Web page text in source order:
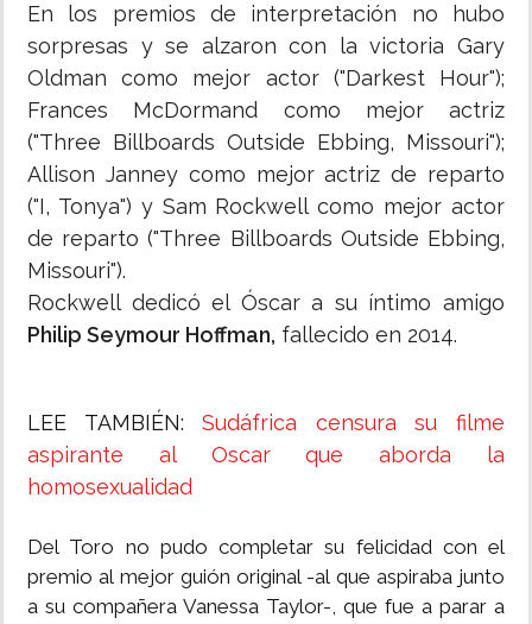
En los premios de interpretación no hubo
sorpresas y se alzaron con la victoria Gary
Oldman como mejor actor ("Darkest Hour");
Frances McDormand como mejor actriz
("Three Billboards Outside Ebbing, Missouri");
Allison Janney como mejor actriz de reparto
("I, Tonya") y Sam Rockwell como mejor actor
de reparto ("Three Billboards Outside Ebbing,
Missouri").
Rockwell dedicó el Óscar a su íntimo amigo
Philip Seymour Hoffman, fallecido en 2014.
LEE TAMBIÉN:Sudáfrica censura su filme
aspirante al Oscar que aborda la
homosexualidad
Del Toro no pudo completar su felicidad con el
premio al mejor guión original -al que aspiraba junto
a su compañera Vanessa Taylor-, que fue a parar a